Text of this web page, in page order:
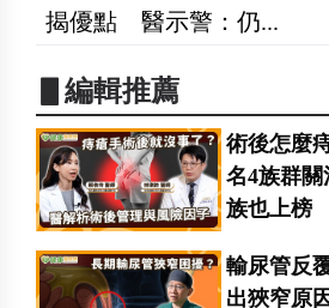
揭優點 醫示警：仍...
▋編輯推薦
術後怎麼
名4族群
族也上榜
輸尿管反
出狹窄原